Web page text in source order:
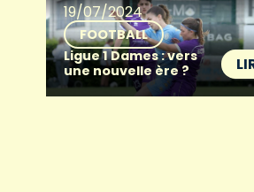
19/07/2024
FOOTBALL
Ligue 1 Dames : vers
une nouvelle ère ?